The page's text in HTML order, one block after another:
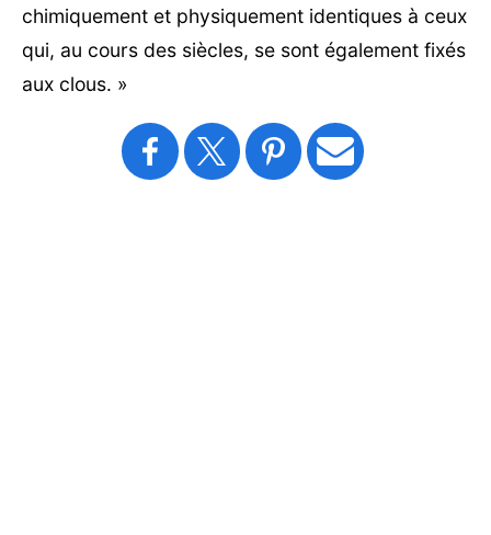
chimiquement et physiquement identiques à ceux
qui, au cours des siècles, se sont également fixés
aux clous. »